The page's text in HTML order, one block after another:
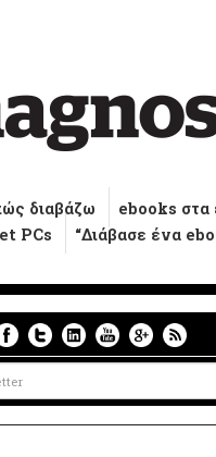
διαβάζω
ebooks στα
PCs
“Διάβασε ένα